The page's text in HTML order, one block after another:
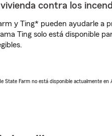
contra los
y Ting* pueden ayudarle a
Ting solo está disponible
State Farm no está disponible actualmente en